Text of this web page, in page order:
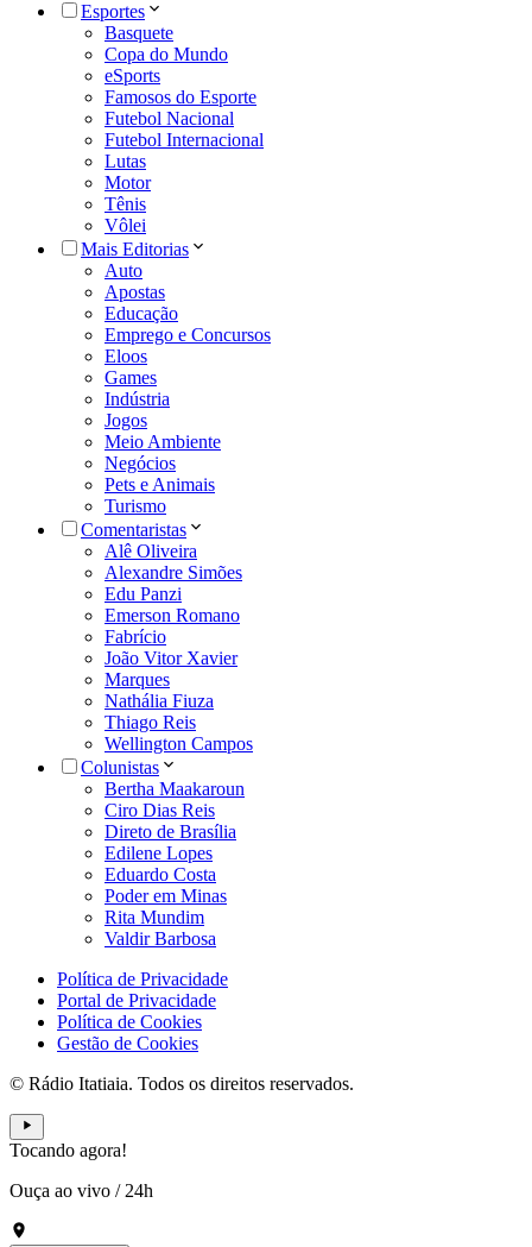
Esportes
Basquete
Copa do Mundo
eSports
Famosos do Esporte
Futebol Nacional
Futebol Internacional
Lutas
Motor
Tênis
Vôlei
Mais Editorias
Auto
Apostas
Educação
Emprego e Concursos
Eloos
Games
Indústria
Jogos
Meio Ambiente
Negócios
Pets e Animais
Turismo
Comentaristas
Alê Oliveira
Alexandre Simões
Edu Panzi
Emerson Romano
Fabrício
João Vitor Xavier
Marques
Nathália Fiuza
Thiago Reis
Wellington Campos
Colunistas
Bertha Maakaroun
Ciro Dias Reis
Direto de Brasília
Edilene Lopes
Eduardo Costa
Poder em Minas
Rita Mundim
Valdir Barbosa
Política de Privacidade
Portal de Privacidade
Política de Cookies
Gestão de Cookies
© Rádio Itatiaia. Todos os direitos reservados.
Tocando agora!
Ouça ao vivo / 24h